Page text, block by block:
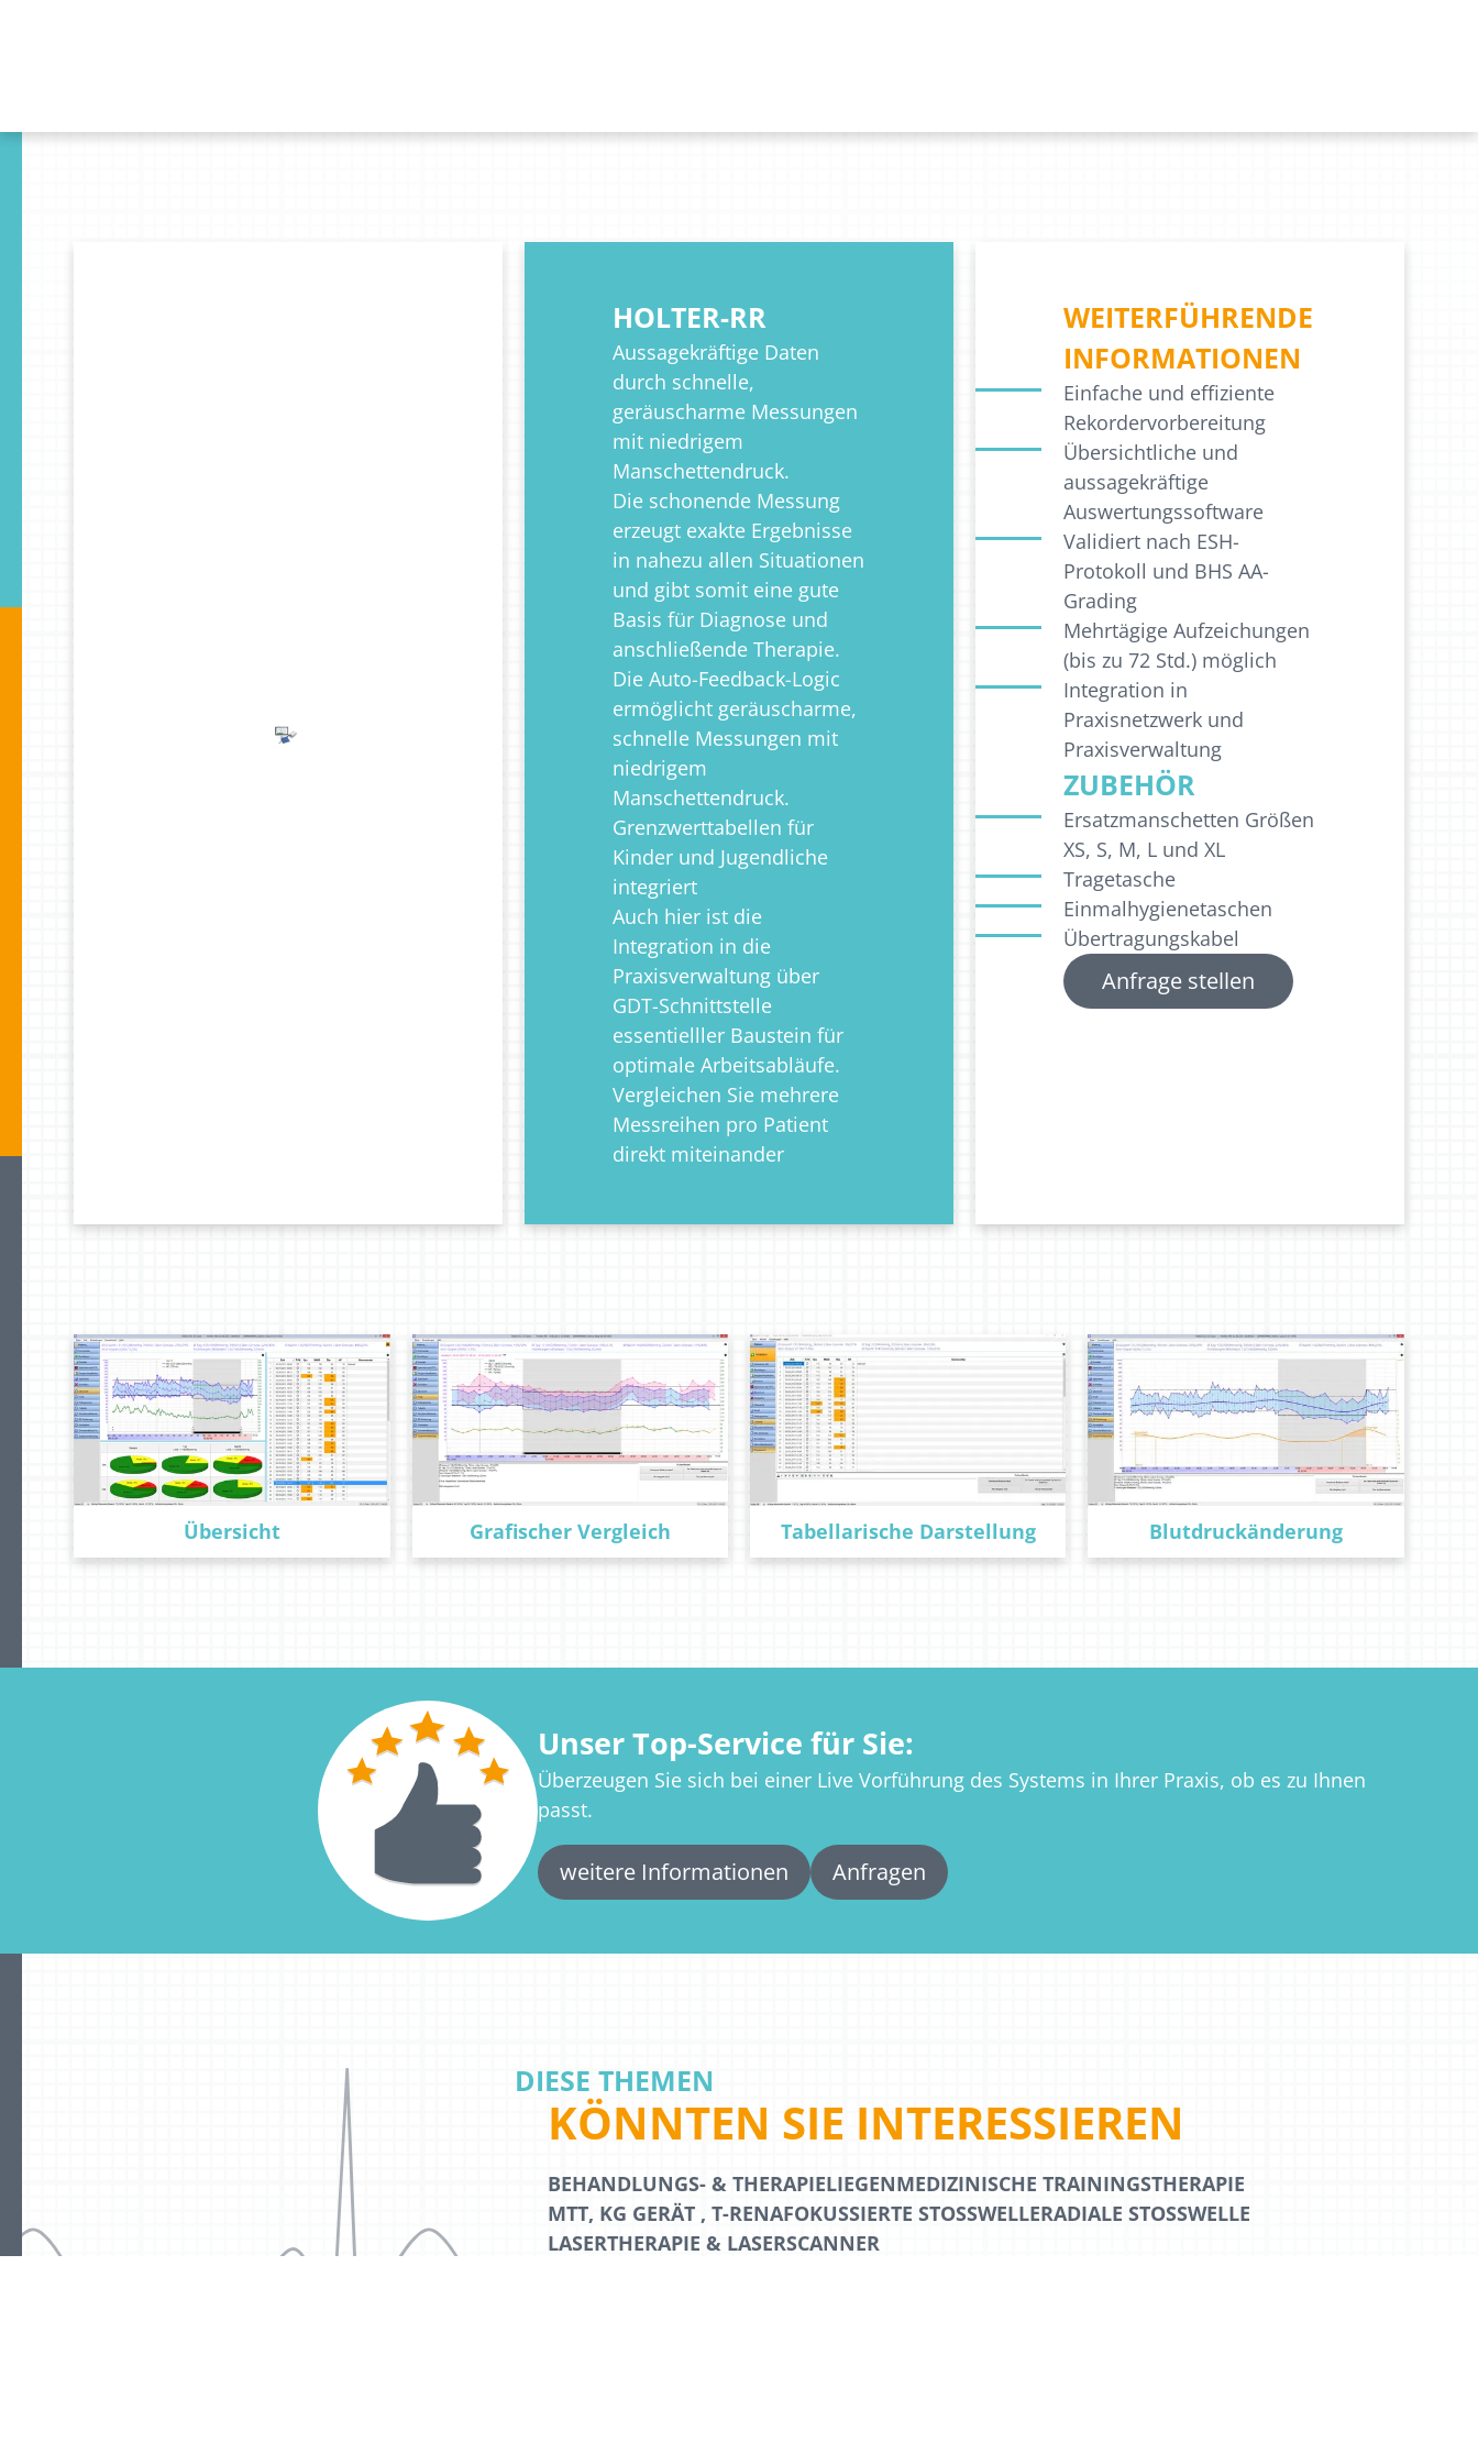
HOLTER-RR
Aussagekräftige Daten
durch schnelle,
geräuscharme Messungen
mit niedrigem
Manschettendruck.
Die schonende Messung
erzeugt exakte Ergebnisse
in nahezu allen Situationen
und gibt somit eine gute
Basis für Diagnose und
anschließende Therapie.
Die Auto-Feedback-Logic
ermöglicht geräuscharme,
schnelle Messungen mit
niedrigem
Manschettendruck.
Grenzwerttabellen für
Kinder und Jugendliche
integriert
Auch hier ist die
Integration in die
Praxisverwaltung über
GDT-Schnittstelle
essentielller Baustein für
optimale Arbeitsabläufe.
Vergleichen Sie mehrere
Messreihen pro Patient
direkt miteinander
WEITERFÜHRENDE
INFORMATIONEN
Einfache und effiziente
Rekordervorbereitung
Übersichtliche und
aussagekräftige
Auswertungssoftware
Validiert nach ESH-
Protokoll und BHS AA-
Grading
Mehrtägige Aufzeichungen
(bis zu 72 Std.) möglich
Integration in
Praxisnetzwerk und
Praxisverwaltung
ZUBEHÖR
Ersatzmanschetten Größen
XS, S, M, L und XL
Tragetasche
Einmalhygienetaschen
Übertragungskabel
Anfrage stellen
Übersicht Grafischer Vergleich Tabellarische Darstellung Blutdruckänderung
Unser Top-Service für Sie:
Überzeugen Sie sich bei einer Live Vorführung des Systems in Ihrer Praxis, ob es zu Ihnen
passt.
weitere Informationen Anfragen
DIESE THEMEN
KÖNNTEN SIE INTER­ES­SIEREN
BEHANDLUNGS- & THERAPIELIEGENMEDIZINISCHE TRAININGSTHERAPIE
MTT, KG GERÄT , T-RENAFOKUSSIERTE STOSSWELLE RADIALE STOSSWELLE
LASERTHERAPIE & LASERSCANNER